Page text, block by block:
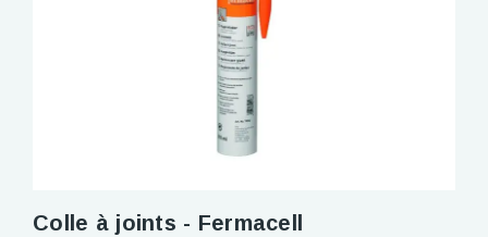
Colle à joints - Fermacell